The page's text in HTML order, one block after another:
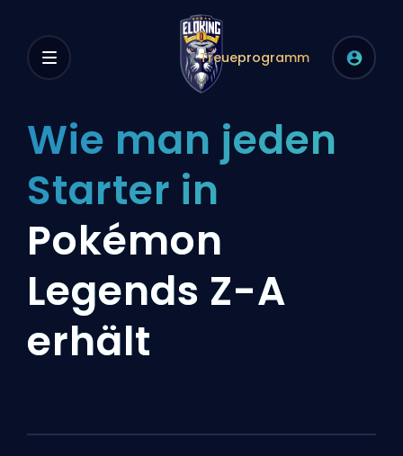
Treueprogramm
Wie man jeden
Starter in
Pokémon
Legends Z-A
erhält